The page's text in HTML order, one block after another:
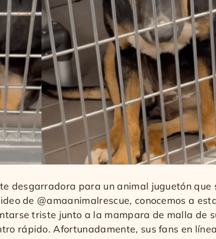
desgarradora para un animal juguetón
de @amaanimalrescue, conocemos a
triste junto a la mampara de malla
rápido. Afortunadamente, sus fans en